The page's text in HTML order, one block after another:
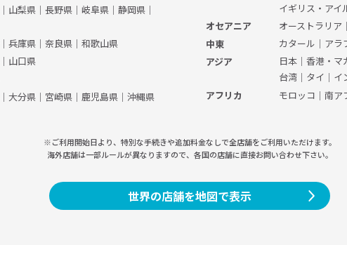
｜ 山梨県 ｜ 長野県 ｜ 岐阜県 ｜ 静岡県 ｜
｜ 兵庫県 ｜ 奈良県 ｜ 和歌山県
｜ 山口県
｜ 大分県 ｜ 宮崎県 ｜ 鹿児島県 ｜ 沖縄県
イギリス・アイ
オセアニア
オーストラリア ｜
中東
カタール ｜ アラ
アジア
日本｜ 香港・マ
台湾｜ タイ ｜ イ
アフリカ
モロッコ ｜ 南ア
世界の店舗を地図で表示
※ご利用開始日より、特別な手続きや追加料金なしで全店舗をご利用いただけます。
海外店舗は一部ルールが異なりますので、 各国の店舗に直接お問い合わせ下さい。